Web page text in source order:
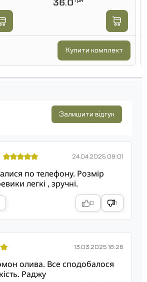
36.0
Купити комплект
Залишити відгук
24.04.2025 09:01
по телефону. Розмір
легкі , зручні.
0 1
13.03.2025 18:26
олива. Все сподобалося
Раджу